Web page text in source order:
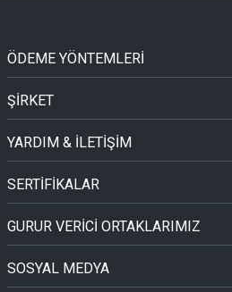
ÖDEME YÖNTEMLERİ
ŞİRKET
YARDIM & İLETİŞİM
SERTİFİKALAR
GURUR VERİCİ ORTAKLARIMIZ
SOSYAL MEDYA